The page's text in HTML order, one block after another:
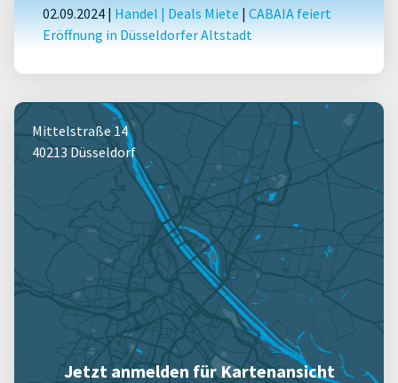
02.09.2024 | Handel | Deals Miete | CABAIA feiert
Eröffnung in Düsseldorfer Altstadt
Mittelstraße 14
40213 Düsseldorf
Jetzt anmelden für Kartenansicht